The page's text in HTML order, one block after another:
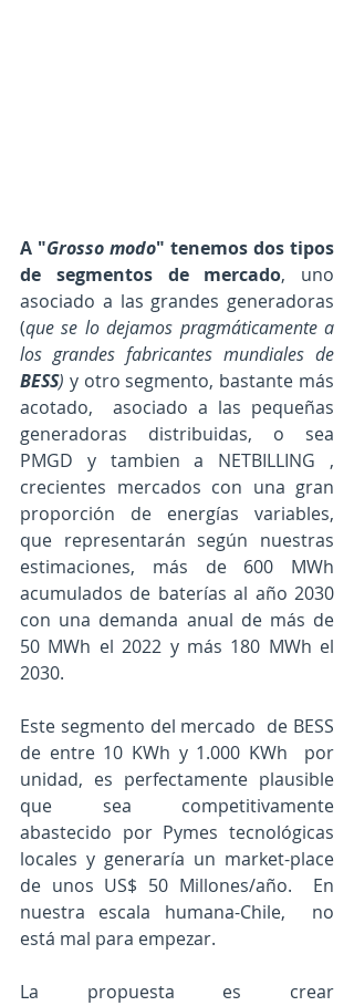
A "Grosso modo" tenemos dos tipos
de segmentos de mercado, uno
asociado a las grandes generadoras
(que se lo dejamos pragmáticamente a
BESS) y otro segmento, bastante más
acotado,  asociado a las pequeñas
generadoras distribuidas, o sea
PMGD y tambien a NETBILLING ,
crecientes mercados con una gran
proporción de energías variables,
que representarán según nuestras
estimaciones, más de 600 MWh
acumulados de baterías al año 2030
con una demanda anual de más de
50 MWh el 2022 y más 180 MWh el
2030.
Este segmento del mercado  de BESS
de entre 10 KWh y 1.000 KWh  por
unidad, es perfectamente plausible
que sea competitivamente
abastecido por Pymes tecnológicas
locales y generaría un market-place
de unos US$ 50 Millones/año.  En
nuestra escala humana-Chile,  no
está mal para empezar.
La propuesta es crear